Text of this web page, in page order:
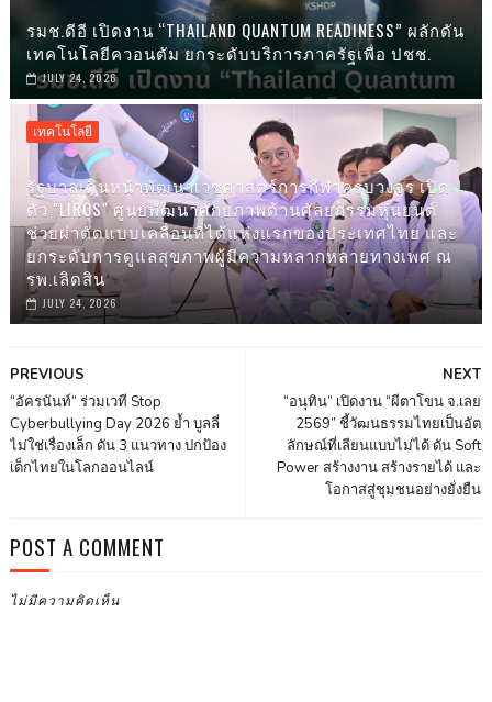
รมช.ดีอี เปิดงาน “THAILAND QUANTUM READINESS” ผลักดัน
เทคโนโลยีควอนตัม ยกระดับบริการภาครัฐเพื่อ ปชช.
JULY 24, 2026
เทคโนโลยี
รัฐบาลเดินหน้าพัฒนาเวชศาสตร์การกีฬาครบวงจร เปิด
ตัว "LIROS" ศูนย์พัฒนาศักยภาพด้านศัลยกรรมหุ่นยนต์
ช่วยผ่าตัดแบบเคลื่อนที่ได้แห่งแรกของประเทศไทย และ
ยกระดับการดูแลสุขภาพผู้มีความหลากหลายทางเพศ ณ
รพ.เลิดสิน
JULY 24, 2026
NEXT
“อนุทิน” เปิดงาน “ผีตาโขน จ.เลย
2569” ชี้วัฒนธรรมไทยเป็นอัต
ลักษณ์ที่เลียนแบบไม่ได้ ดัน Soft
Power สร้างงาน สร้างรายได้ และ
โอกาสสู่ชุมชนอย่างยั่งยืน
PREVIOUS
“อัครนันท์” ร่วมเวที Stop
Cyberbullying Day 2026 ย้ำ บูลลี่
ไม่ใช่เรื่องเล็ก ดัน 3 แนวทาง ปกป้อง
เด็กไทยในโลกออนไลน์
POST A COMMENT
ไม่มีความคิดเห็น